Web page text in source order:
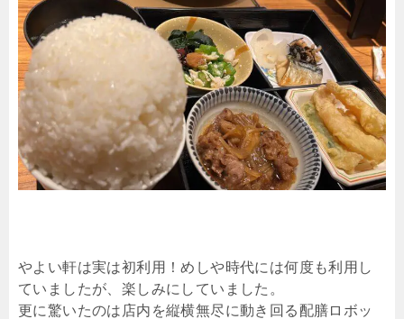
やよい軒は実は初利用！めしや時代には何度も利用し
ていましたが、楽しみにしていました。
更に驚いたのは店内を縦横無尽に動き回る配膳ロボッ